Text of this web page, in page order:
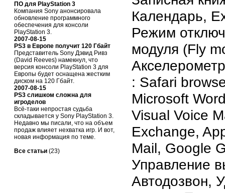
ПО для PlayStation 3
Компания Sony анонсировала
обновление программного
обеспечения для консоли
PlayStation 3.
2007-08-15
PS3 в Европе получит 120 Гбайт
Представитель Sony Дэвид Ривз
(David Reeves) намекнул, что
версия консоли PlayStation 3 для
Европы будет оснащена жестким
диском на 120 Гбайт.
2007-08-15
PS3 слишком сложна для
игроделов
Всё-таки непростая судьба
складывается у Sony PlayStation 3.
Недавно мы писали, что на объем
продаж влияет нехватка игр. И вот,
новая информация по теме.
Все статьи (23)
Календарь,
Режим
модуля (Fly
: Safari
Microsoft
Visual Voice
Exchange,
Mail, Google
Управление
Автодозвон,